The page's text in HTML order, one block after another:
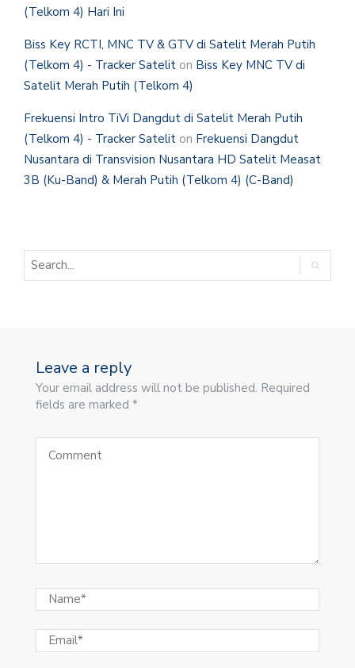
(Telkom 4) Hari Ini
Biss Key RCTI, MNC TV & GTV di Satelit Merah Putih
(Telkom 4) - Tracker Satelit on Biss Key MNC TV di
Satelit Merah Putih (Telkom 4)
Frekuensi Intro TiVi Dangdut di Satelit Merah Putih
(Telkom 4) - Tracker Satelit on Frekuensi Dangdut
Nusantara di Transvision Nusantara HD Satelit Measat
3B (Ku-Band) & Merah Putih (Telkom 4) (C-Band)
Leave a reply
Your email address will not be published. Required
fields are marked *